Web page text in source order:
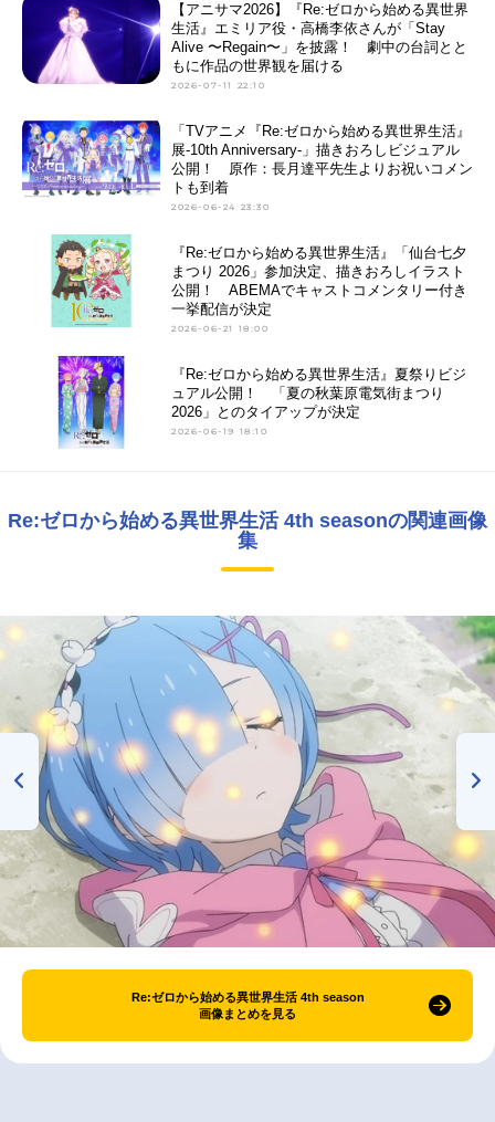
【アニサマ2026】『Re:ゼロから始める異世界
生活』エミリア役・高橋李依さんが「Stay
Alive 〜Regain〜」を披露！ 劇中の台詞とと
もに作品の世界観を届ける
2026-07-11 22:10
「TVアニメ『Re:ゼロから始める異世界生活』
展-10th Anniversary-」描きおろしビジュアル
公開！ 原作：長月達平先生よりお祝いコメン
トも到着
2026-06-24 23:30
『Re:ゼロから始める異世界生活』「仙台七夕
まつり 2026」参加決定、描きおろしイラスト
公開！ ABEMAでキャストコメンタリー付き
一挙配信が決定
2026-06-21 18:00
『Re:ゼロから始める異世界生活』夏祭りビジ
ュアル公開！ 「夏の秋葉原電気街まつり
2026」とのタイアップが決定
2026-06-19 18:10
Re:ゼロから始める異世界生活 4th seasonの関連画像
集
Re:ゼロから始める異世界生活 4th season
画像まとめを見る